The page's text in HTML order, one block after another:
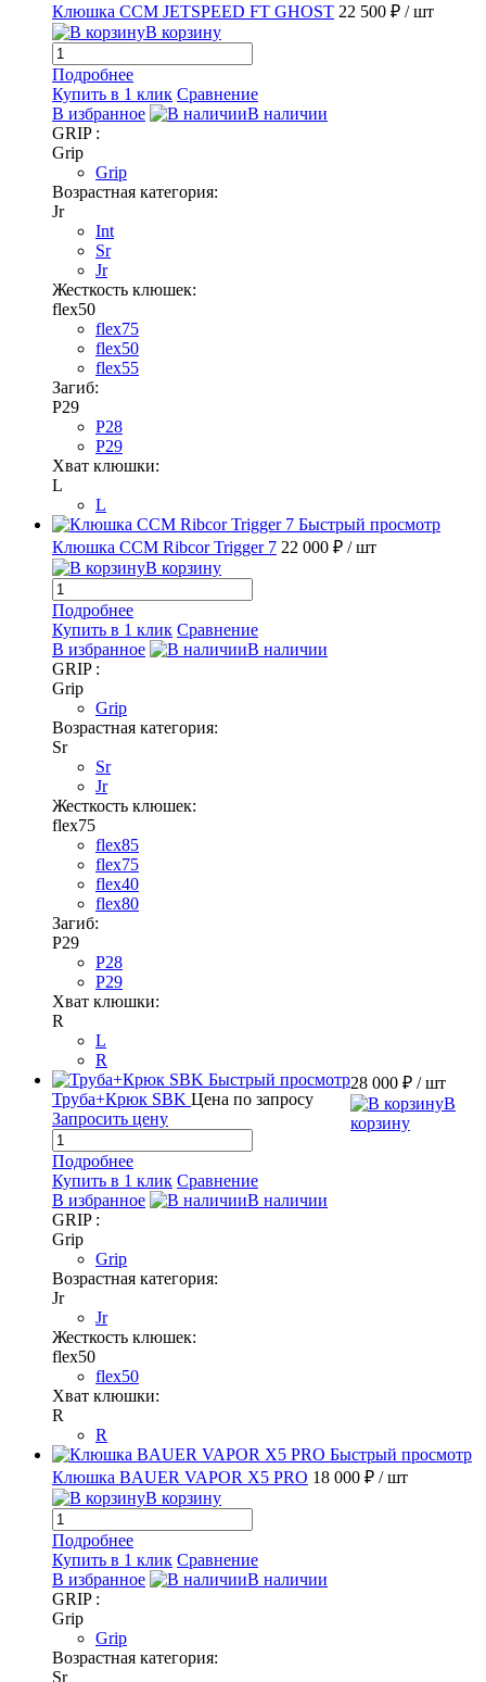
Клюшка CCM JETSPEED FT GHOST 22 500 ₽ / шт
В корзину
Подробнее
Купить в 1 клик Сравнение
В избранное
В наличии
GRIP :
Grip
Grip
Возрастная категория:
Jr
Int
Sr
Jr
Жесткость клюшек:
flex50
flex75
flex50
flex55
Загиб:
P29
P28
P29
Хват клюшки:
L
L
Быстрый просмотр
Клюшка CCM Ribcor Trigger 7 22 000 ₽ / шт
В корзину
Подробнее
Купить в 1 клик Сравнение
В избранное
В наличии
GRIP :
Grip
Grip
Возрастная категория:
Sr
Sr
Jr
Жесткость клюшек:
flex75
flex85
flex75
flex40
flex80
Загиб:
P29
P28
P29
Хват клюшки:
R
L
R
Быстрый просмотр
Труба+Крюк SBK Цена по запросу
Запросить цену
Подробнее
Купить в 1 клик Сравнение
В избранное
В наличии
GRIP :
Grip
Grip
Возрастная категория:
Jr
Jr
Жесткость клюшек:
flex50
flex50
Хват клюшки:
R
R
Быстрый просмотр
Клюшка BAUER VAPOR X5 PRO 18 000 ₽ / шт
В корзину
Подробнее
Купить в 1 клик Сравнение
В избранное
В наличии
GRIP :
Grip
Grip
Возрастная категория:
Sr
28 000 ₽ / шт
В
корзину